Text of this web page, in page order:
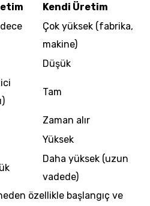
Kendi Üretim
Çok yüksek (fabrika,
makine)
Düşük
Tam
Zaman alır
Yüksek
Daha yüksek (uzun
vadede)
özellikle başlangıç ve